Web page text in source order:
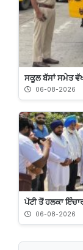
ਸਕੂਲ ਬੱਸਾਂ ਸਮੇਤ
06-08-2026
ਪੱਟੀ ਤੋਂ ਹਲਕਾ
06-08-2026